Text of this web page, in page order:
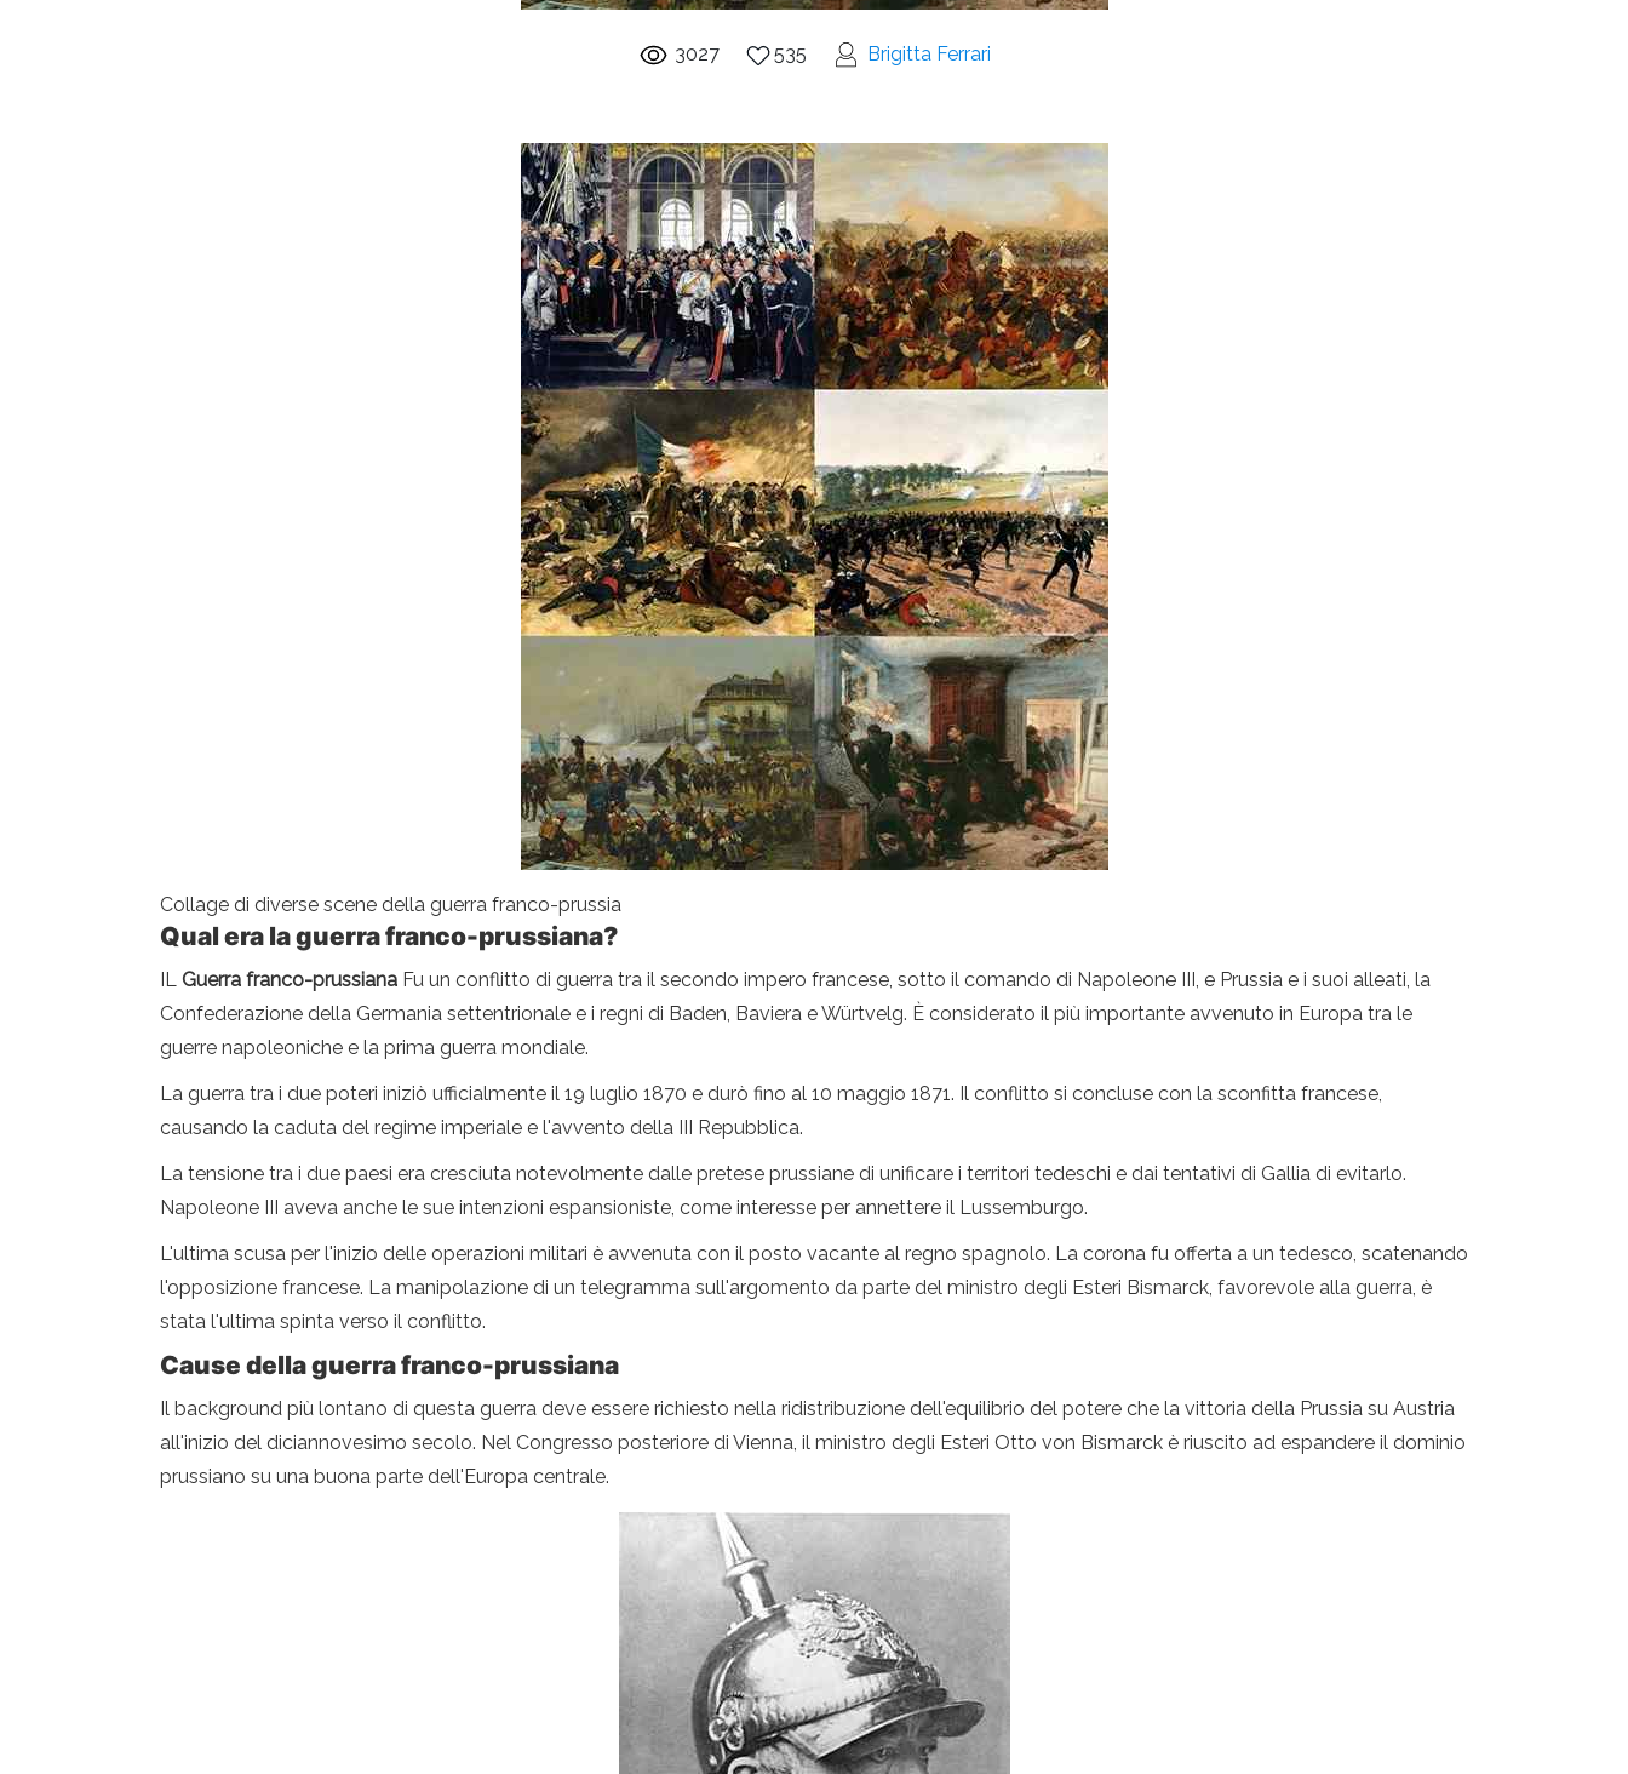
3027 535 Brigitta Ferrari
Collage di diverse scene della guerra franco-prussia
Qual era la guerra franco-prussiana?
IL Guerra franco-prussiana Fu un conflitto di guerra tra il secondo impero francese, sotto il comando di Napoleone III, e Prussia e i suoi alleati, la
Confederazione della Germania settentrionale e i regni di Baden, Baviera e Würtvelg. È considerato il più importante avvenuto in Europa tra le
guerre napoleoniche e la prima guerra mondiale.
La guerra tra i due poteri iniziò ufficialmente il 19 luglio 1870 e durò fino al 10 maggio 1871. Il conflitto si concluse con la sconfitta francese,
causando la caduta del regime imperiale e l'avvento della III Repubblica.
La tensione tra i due paesi era cresciuta notevolmente dalle pretese prussiane di unificare i territori tedeschi e dai tentativi di Gallia di evitarlo.
Napoleone III aveva anche le sue intenzioni espansioniste, come interesse per annettere il Lussemburgo.
L'ultima scusa per l'inizio delle operazioni militari è avvenuta con il posto vacante al regno spagnolo. La corona fu offerta a un tedesco, scatenando
l'opposizione francese. La manipolazione di un telegramma sull'argomento da parte del ministro degli Esteri Bismarck, favorevole alla guerra, è
stata l'ultima spinta verso il conflitto.
Cause della guerra franco-prussiana
Il background più lontano di questa guerra deve essere richiesto nella ridistribuzione dell'equilibrio del potere che la vittoria della Prussia su Austria
all'inizio del diciannovesimo secolo. Nel Congresso posteriore di Vienna, il ministro degli Esteri Otto von Bismarck è riuscito ad espandere il dominio
prussiano su una buona parte dell'Europa centrale.